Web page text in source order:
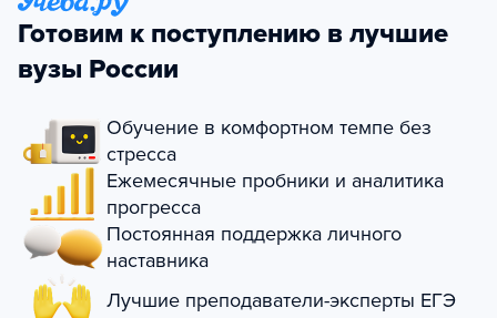
Готовим к поступлению в лучшие
вузы России
Обучение в комфортном темпе без
стресса
Ежемесячные пробники и аналитика
прогресса
Постоянная поддержка личного
наставника
Лучшие преподаватели-эксперты ЕГЭ